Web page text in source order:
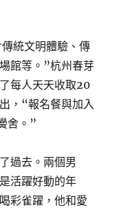
統文明體驗、傳
館等。”杭州春芽
每人天天收取20
，“報名餐與加入
舍。”
過去。兩個男
活躍好動的年
彩雀躍，他和愛